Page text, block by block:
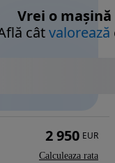
Vrei o mașină
câtvalorează
2 950 EUR
Calculeaza rata